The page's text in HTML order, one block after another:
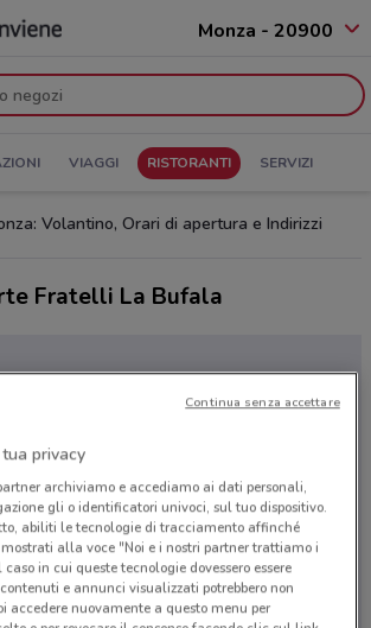
Monza - 20900
VIAGGI RISTORANTI SERVIZI
Volantino, Orari di apertura e Indirizzi
Fratelli La Bufala
privacy
archiviamo e accediamo ai dati personali,
gli o identificatori univoci, sul tuo dispositivo.
abiliti le tecnologie di tracciamento affinché
alla voce "Noi e i nostri partner trattiamo i
in cui queste tecnologie dovessero essere
e annunci visualizzati potrebbero non
accedere nuovamente a questo menu per
Continua senza accettare